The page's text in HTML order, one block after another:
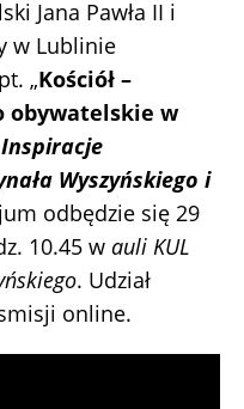
Jana Pawła II i
w Lublinie
„Kościół –
obywatelskie w
Inspiracje
Wyszyńskiego i
odbędzie się 29
10.45 w auli KUL
. Udział
online.